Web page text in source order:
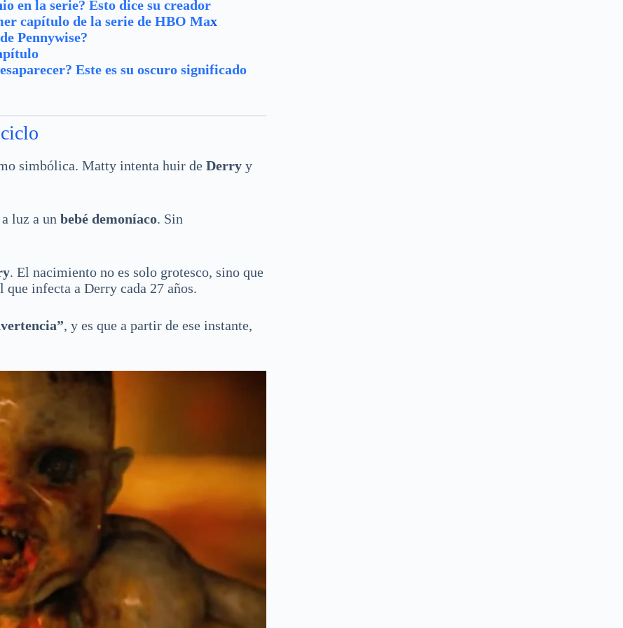
en la serie? Esto dice su creador
capítulo de la serie de HBO Max
Pennywise?
Este es su oscuro significado
simbólica. Matty intenta huir de Derry y
luz a un bebé demoníaco. Sin
. El nacimiento no es solo grotesco, sino que
que infecta a Derry cada 27 años.
, y es que a partir de ese instante,